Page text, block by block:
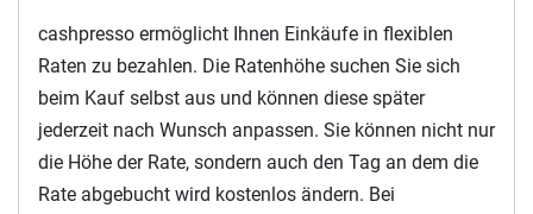
cashpresso ermöglicht Ihnen Einkäufe in flexiblen
Raten zu bezahlen. Die Ratenhöhe suchen Sie sich
beim Kauf selbst aus und können diese später
jederzeit nach Wunsch anpassen. Sie können nicht nur
die Höhe der Rate, sondern auch den Tag an dem die
Rate abgebucht wird kostenlos ändern. Bei